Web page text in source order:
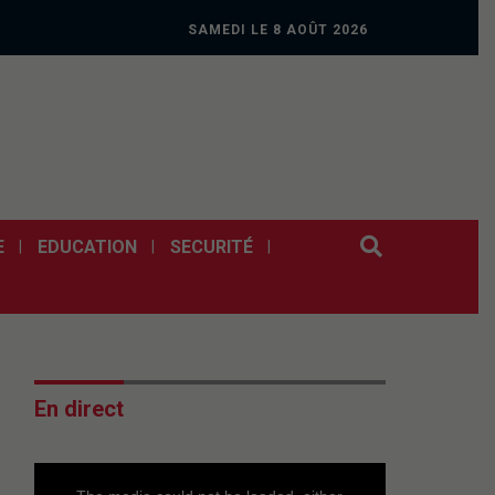
SAMEDI LE 8 AOÛT 2026
EDUCATION SECURITÉ
En direct